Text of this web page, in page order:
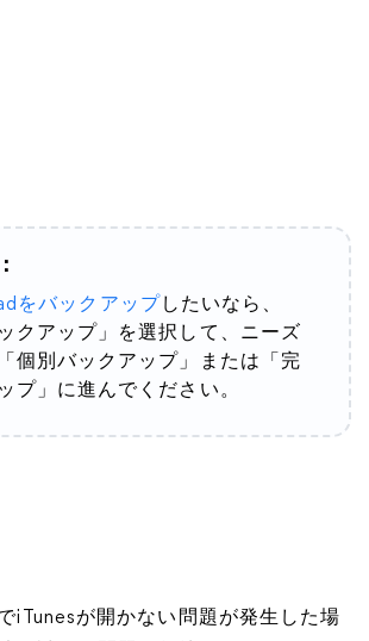
：
をバックアップ したいなら、
クアップ」を選択して、ニーズ
個別バックアップ」または「完
プ」に進んでください。
iTunesが開かない問題が発生した場